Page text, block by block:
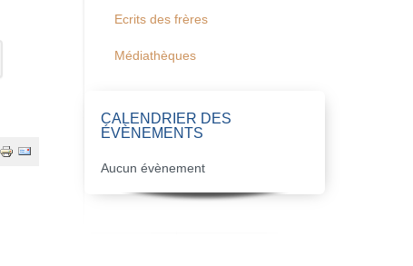
Ecrits des frères
Médiathèques
CALENDRIER DES
ÉVÈNEMENTS
Aucun évènement